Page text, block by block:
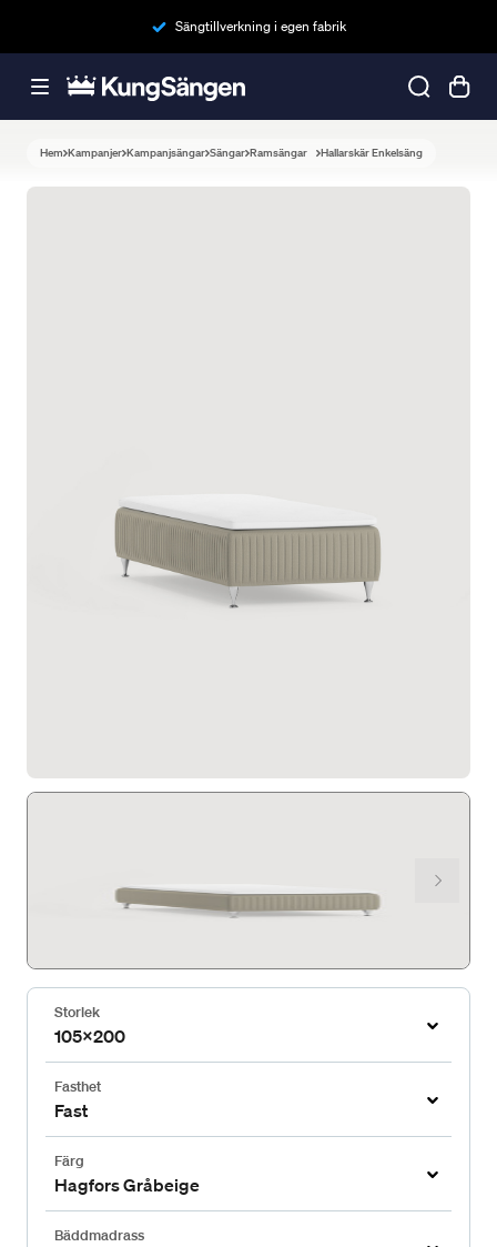
Sängtillverkning i egen fabrik
Hem Kampanjer Kampanjsängar Sängar Ramsängar Hallarskär Enkelsäng
Storlek
105x200
Fasthet
Fast
Färg
Hagfors Gråbeige
Bäddmadrass